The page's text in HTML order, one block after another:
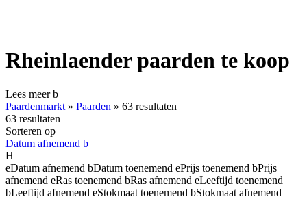
Rheinlaender paarden te koop
Lees meerb
Paardenmarkt » Paarden » 63 resultaten
63 resultaten
Sorteren op
Datum afnemend b
H
eDatum afnemend bDatum toenemend ePrijs toenemend bPrijs
afnemend eRas toenemend bRas afnemend eLeeftijd toenemend
bLeeftijd afnemend eStokmaat toenemend bStokmaat afnemend